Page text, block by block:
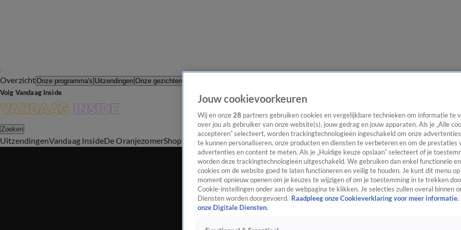
OverzichtOnze programma's Uitzendingen Onze gezichten
Volg Vandaag Inside
Zoeken
UitzendingenVandaag InsideDe OranjezomerShop Uitzending bijwonen
Jouw cookievoorkeuren
Wij en onze 28 partners gebruiken cookies en vergelijkbare technieken om informatie te
over jou als gebruiker van onze website(s), jouw gedrag en jouw apparaten. Als je „Alle
accepteren” selecteert, worden trackingtechnologieën ingeschakeld om onze
te kunnen personaliseren, onze producten en diensten te verbeteren en om de prestaties
advertenties en content te meten. Als je „Huidige keuze opslaan” selecteert of je
worden deze trackingtechnologieën uitgeschakeld. We gebruiken dan enkel functionele
cookies om de website goed te laten functioneren en veilig te houden. Je kunt dit menu
moment opnieuw openen om je keuzes te wijzigen of om je toestemming in te trekken
Cookie-instellingen onder aan de webpagina te klikken. Je selecties zullen overal binnen
Diensten worden doorgevoerd. Raadpleeg onze Cookieverklaring voor meer informatie.
onze Digitale Diensten.